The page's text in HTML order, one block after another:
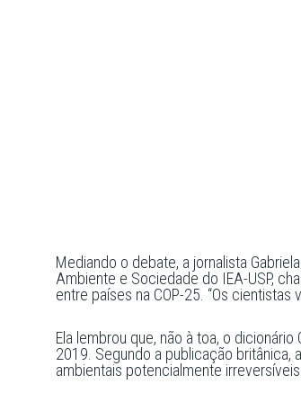
Mediando o debate, a jornalista
Ambiente e Sociedade do IEA-USP,
entre países na COP-25. “Os
Ela lembrou que, não à toa, o
2019. Segundo a publicação britânica,
ambientais potencialmente irreversíveis.